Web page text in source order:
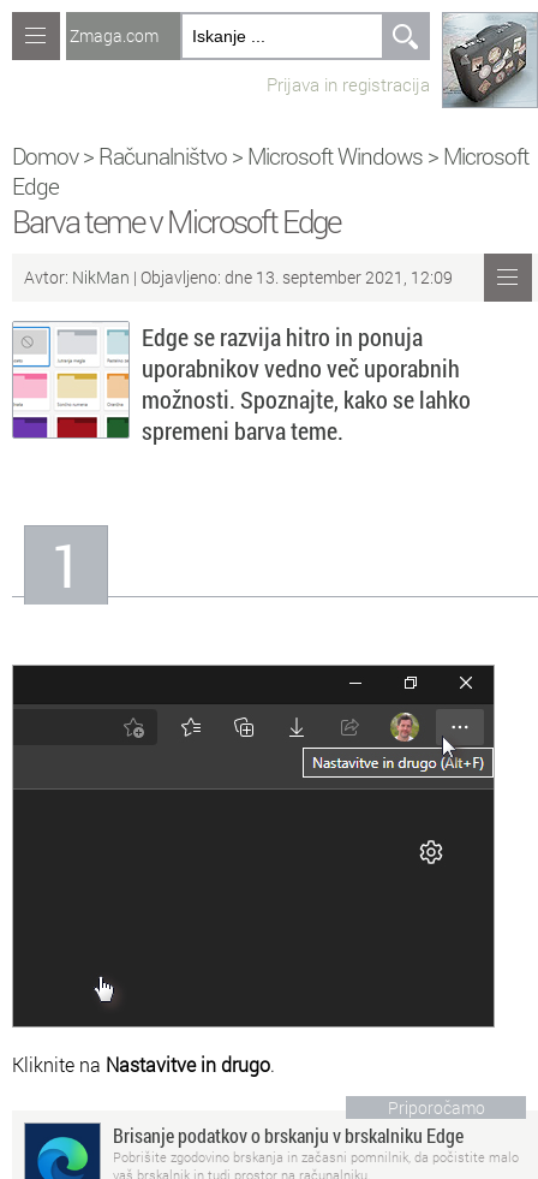
Računalništvo
Recepti
Sv Sveže teme na forumu
Po Povezave
Informacije o nas
Zmaga.com
Prijava in registracija
Domov> Računalništvo > Microsoft Windows > Microsoft
Edge
Barva teme v Microsoft Edge
Avtor: NikMan | Objavljeno: dne 13. september 2021, 12:09
Edge se razvija hitro in ponuja
uporabnikov vedno več uporabnih
možnosti. Spoznajte, kako se lahko
spremeni barva teme.
1
Kliknite na Nastavitve in drugo.
Priporočamo
Brisanje podatkov o brskanju v brskalniku Edge
Pobrišite zgodovino brskanja in začasni pomnilnik, da počistite malo
vaš brskalnik in tudi prostor na računalniku.